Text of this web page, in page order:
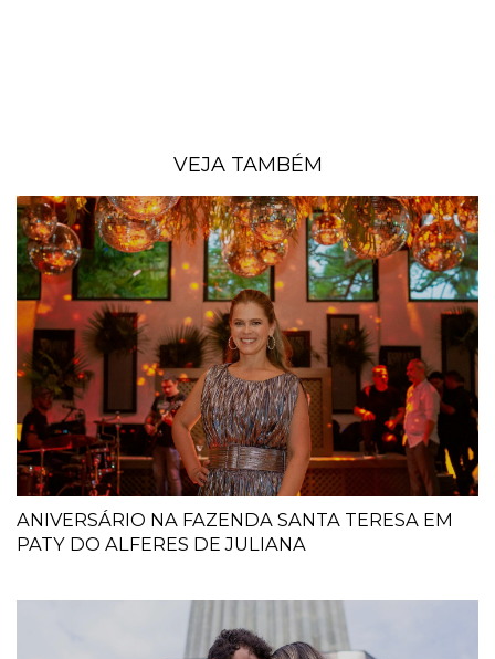
VEJA TAMBÉM
ANIVERSÁRIO NA FAZENDA SANTA TERESA EM
PATY DO ALFERES DE JULIANA